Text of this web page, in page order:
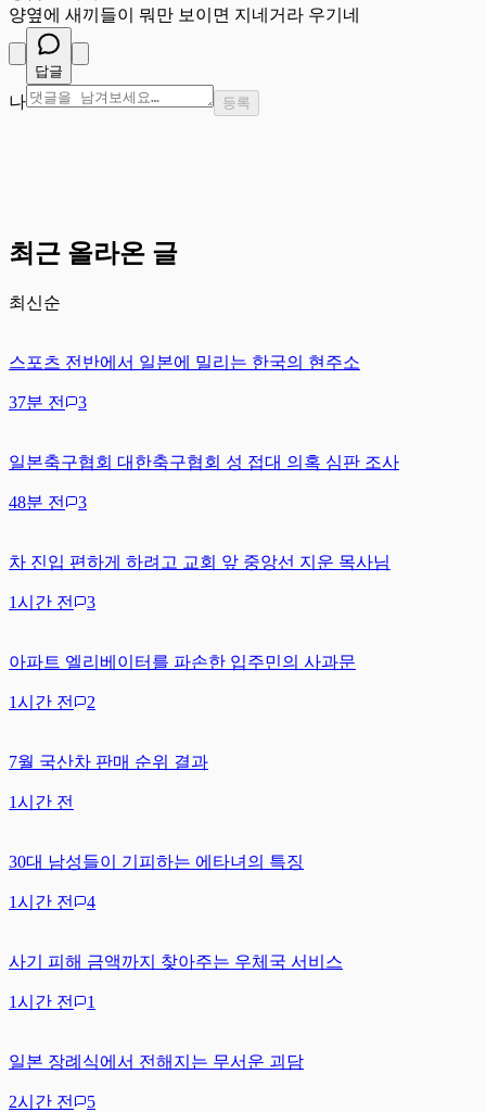
양옆에 새끼들이 뭐만 보이면 지네거라 우기네
답글
나 등록
최근 올라온 글
최신순
스포츠 전반에서 일본에 밀리는 한국의 현주소
37분 전 3
일본축구협회 대한축구협회 성 접대 의혹 심판 조사
48분 전 3
차 진입 편하게 하려고 교회 앞 중앙선 지운 목사님
1시간 전 3
아파트 엘리베이터를 파손한 입주민의 사과문
1시간 전 2
7월 국산차 판매 순위 결과
1시간 전
30대 남성들이 기피하는 에타녀의 특징
1시간 전 4
사기 피해 금액까지 찾아주는 우체국 서비스
1시간 전 1
일본 장례식에서 전해지는 무서운 괴담
2시간 전 5